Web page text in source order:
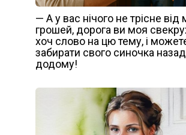
— А у вас нічого не трісне від
грошей, дорога ви моя
хоч слово на цю тему, і
забирати свого синочка
додому!